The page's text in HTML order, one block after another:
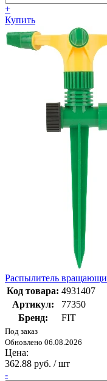
+
Купить
Распылитель
Код товара: 4931407
Артикул:
77350
Бренд:
FIT
Под заказ
Обновлено 06.08.2026
Цена:
362.88 руб. / шт
-